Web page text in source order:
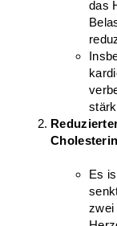
das
Es
zwei